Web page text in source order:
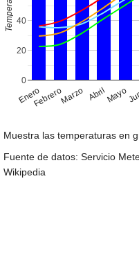
EneroFebreroMarzo AbrilMayo
0
20
40
Muestra las temperaturas en
Fuente de datos: Servicio
Wikipedia